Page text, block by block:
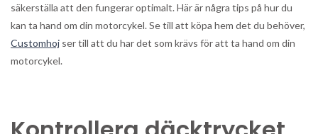
säkerställa att den fungerar optimalt. Här är några tips på hur du
kan ta hand om din motorcykel. Se till att köpa hem det du behöver,
Customhoj ser till att du har det som krävs för att ta hand om din
motorcykel.